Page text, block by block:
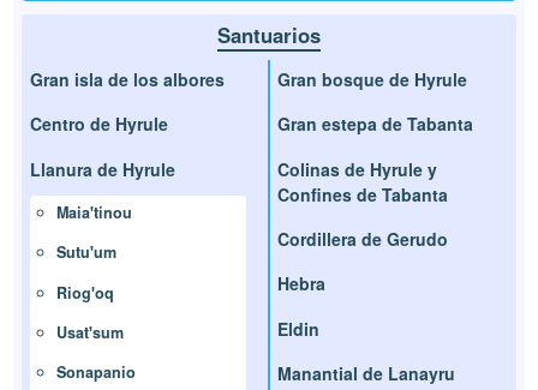
Santuarios
Gran isla de los albores
Centro de Hyrule
Llanura de Hyrule
Maia'tinou
Sutu'um
Riog'oq
Usat'sum
Sonapanio
Gran bosque de Hyrule
Gran estepa de Tabanta
Colinas de Hyrule y
Confines de Tabanta
Cordillera de Gerudo
Hebra
Eldin
Manantial de Lanayru